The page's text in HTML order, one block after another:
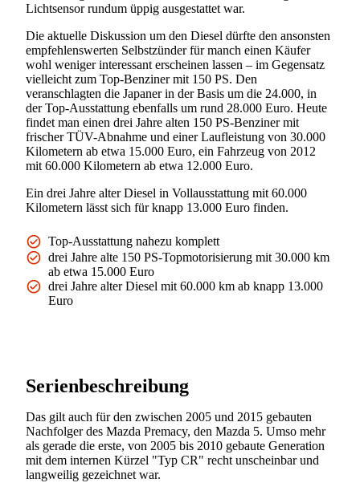
Lichtsensor rundum üppig ausgestattet war.
Die aktuelle Diskussion um den Diesel dürfte den ansonsten
empfehlenswerten Selbstzünder für manch einen Käufer
wohl weniger interessant erscheinen lassen – im Gegensatz
vielleicht zum Top-Benziner mit 150 PS. Den
veranschlagten die Japaner in der Basis um die 24.000, in
der Top-Ausstattung ebenfalls um rund 28.000 Euro. Heute
findet man einen drei Jahre alten 150 PS-Benziner mit
frischer TÜV-Abnahme und einer Laufleistung von 30.000
Kilometern ab etwa 15.000 Euro, ein Fahrzeug von 2012
mit 60.000 Kilometern ab etwa 12.000 Euro.
Ein drei Jahre alter Diesel in Vollausstattung mit 60.000
Kilometern lässt sich für knapp 13.000 Euro finden.
Top-Ausstattung nahezu komplett
drei Jahre alte 150 PS-Topmotorisierung mit 30.000 km
ab etwa 15.000 Euro
drei Jahre alter Diesel mit 60.000 km ab knapp 13.000
Euro
Serienbeschreibung
Das gilt auch für den zwischen 2005 und 2015 gebauten
Nachfolger des Mazda Premacy, den Mazda 5. Umso mehr
als gerade die erste, von 2005 bis 2010 gebaute Generation
mit dem internen Kürzel "Typ CR" recht unscheinbar und
langweilig gezeichnet war.